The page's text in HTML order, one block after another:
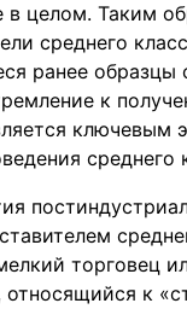
в целом. Таким
среднего
ранее образцы
к
ключевым
среднего
торговец
относящийся к